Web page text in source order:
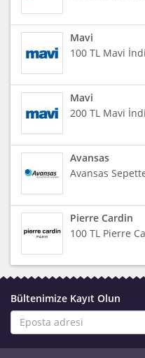
Mavi
100 TL Mavi
Mavi
200 TL Mavi
Avansas
Avansas
Pierre Cardin
100 TL Pierre
Bültenimize Kayıt Olun